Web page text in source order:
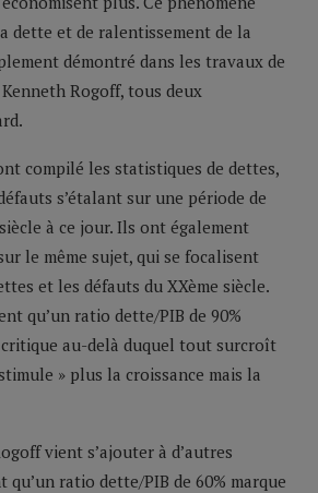
dette et de ralentissement de la
démontré dans les travaux de
Rogoff, tous deux
compilé les statistiques de dettes,
s’étalant sur une période de
à ce jour. Ils ont également
le même sujet, qui se focalisent
et les défauts du XXème siècle.
qu’un ratio dette/PIB de 90%
au-delà duquel tout surcroît
» plus la croissance mais la
vient s’ajouter à d’autres
qu’un ratio dette/PIB de 60% marque